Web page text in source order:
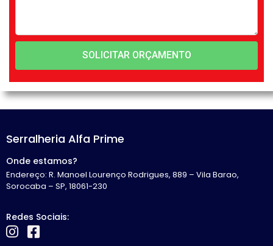
SOLICITAR ORÇAMENTO
Serralheria Alfa Prime
Onde estamos?
Endereço: R. Manoel Lourenço Rodrigues, 889 – Vila Barao,
Sorocaba – SP, 18061-230
Redes Sociais: